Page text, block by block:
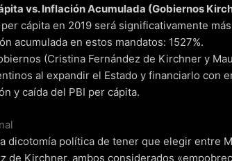
vs. Inflación Acumulada (Gobiernos
per cápita en 2019 será significativamente
acumulada en estos mandatos: 1527%.
(Cristina Fernández de Kirchner y
al expandir el Estado y financiarlo con
y caída del PBI per cápita.
dicotomía política de tener que elegir entre
de Kirchner, ambos considerados